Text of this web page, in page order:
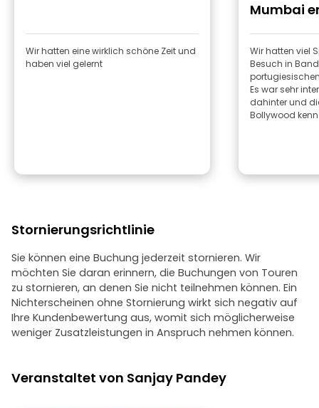
Wir hatten eine wirklich schöne Zeit und
haben viel gelernt
Mumbai
Wir hatten viel
Besuch in
Es war sehr
dahinter und
Bollywood
Stornierungsrichtlinie
Sie können eine Buchung jederzeit stornieren. Wir
möchten Sie daran erinnern, die Buchungen von Touren
zu stornieren, an denen Sie nicht teilnehmen können. Ein
Nichterscheinen ohne Stornierung wirkt sich negativ auf
Ihre Kundenbewertung aus, womit sich möglicherweise
weniger Zusatzleistungen in Anspruch nehmen können.
Veranstaltet von Sanjay Pandey